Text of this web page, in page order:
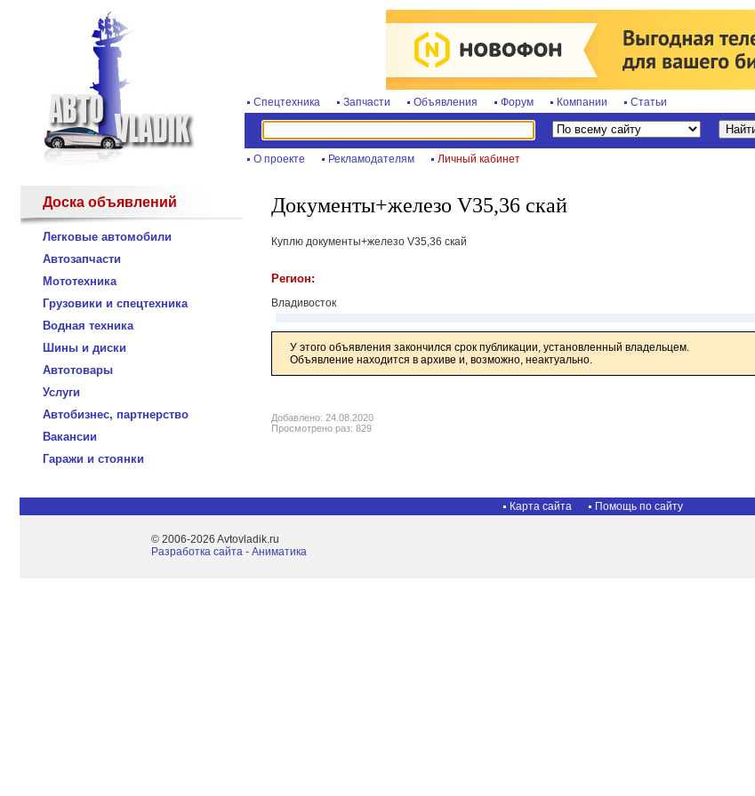
Спецтехника Запчасти Объявления Форум Компании Статьи
О проекте Рекламодателям Личный кабинет
Доска объявлений
Легковые автомобили
Автозапчасти
Мототехника
Грузовики и спецтехника
Водная техника
Шины и диски
Автотовары
Услуги
Автобизнес, партнерство
Вакансии
Гаражи и стоянки
Документы+железо V35,36 скай
Куплю документы+железо V35,36 скай
Регион:
Владивосток
У этого объявления закончился срок публикации, установленный владельцем.
Объявление находится в архиве и, возможно, неактуально.
Добавлено: 24.08.2020
Просмотрено раз: 829
Карта сайта Помощь по сайту
© 2006-2026 Avtovladik.ru
Разработка сайта - Aниматика